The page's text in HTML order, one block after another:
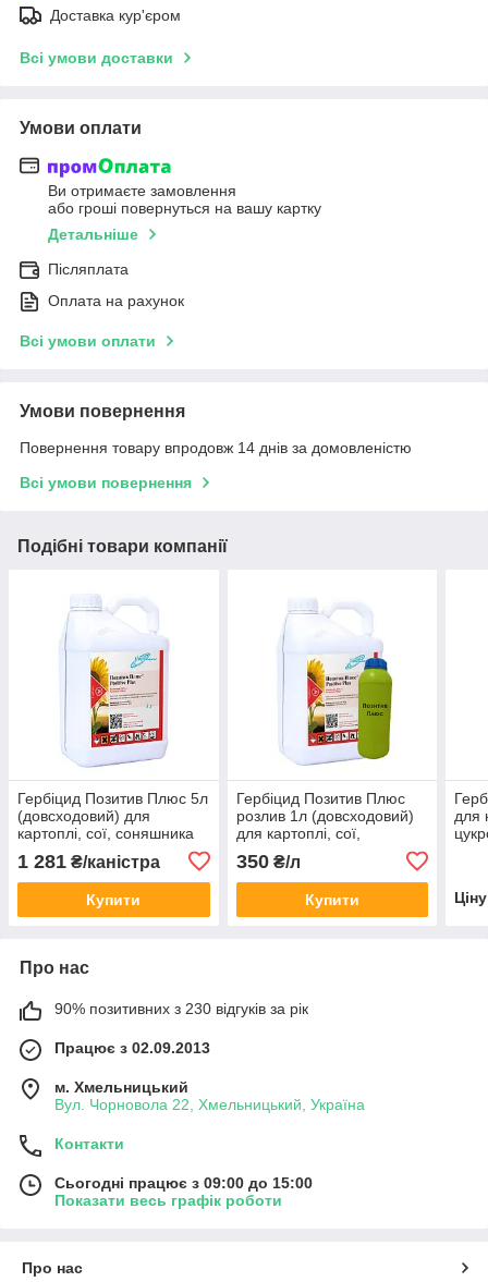
Доставка кур'єром
Всі умови доставки
Умови оплати
Ви отримаєте замовлення
або гроші повернуться на вашу картку
Детальніше
Післяплата
Оплата на рахунок
Всі умови оплати
Умови повернення
Повернення товару впродовж 14 днів за домовленістю
Всі умови повернення
Подібні товари компанії
Гербіцид Позитив Плюс 5л
(довсходовий) для
картоплі, сої, соняшника
1 281 ₴/каністра
Купити
Гербіцид Позитив Плюс
розлив 1л (довсходовий)
для картоплі, сої,
соняшника (прометрин,
500 г/л)
350₴/л
Купити
для
Про нас
90% позитивних з 230 відгуків за рік
Працює з 02.09.2013
м. Хмельницький
Вул. Чорновола 22, Хмельницький, Україна
Контакти
Сьогодні працює з 09:00 до 15:00
Показати весь графік роботи
Про нас